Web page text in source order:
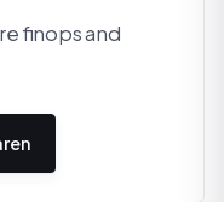
finops and